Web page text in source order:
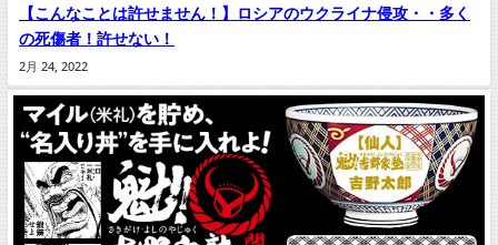
【こんなことは許せません！】ロシアのウクライナ侵攻・・多く
の死傷者！許せない！
2月 24, 2022